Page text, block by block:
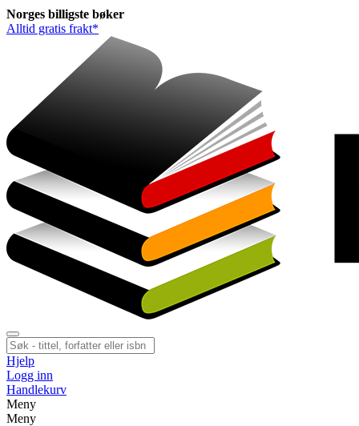
Norges billigste bøker
Alltid gratis frakt*
Hjelp
Logg inn
Handlekurv
Meny
Meny